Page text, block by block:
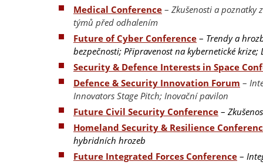
Medical Conference – Zkušenosti a poznatky
týmů před odhalením
Future of Cyber Conference – Trendy a
bezpečnosti; Připravenost na kybernetické krize;
Security & Defence Interests in Space
Defence & Security Innovation Forum –
Innovators Stage Pitch; Inovační pavilon
Future Civil Security Conference –
Homeland Security & Resilience
hybridních hrozeb
Future Integrated Forces Conference –